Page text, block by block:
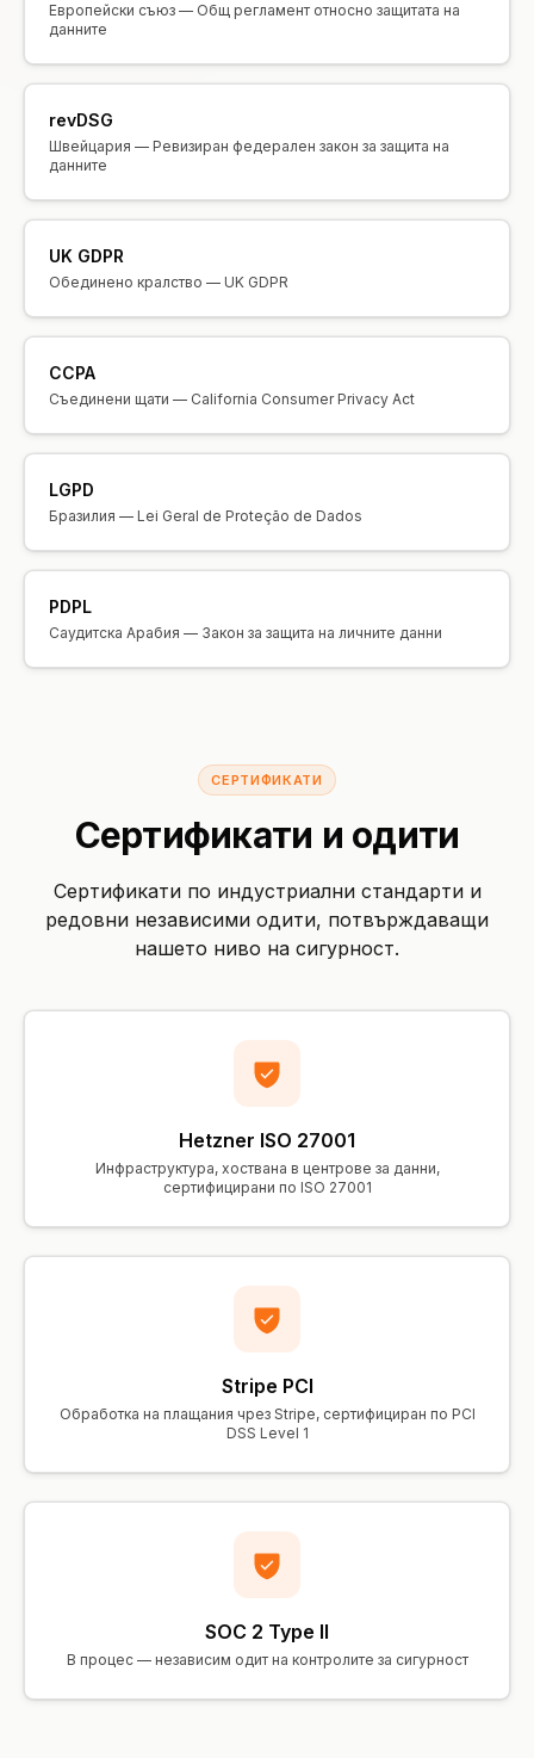
Европейски съюз — Общ регламент относно защитата на
данните
revDSG
Швейцария — Ревизиран федерален закон за защита на
данните
UK GDPR
Обединено кралство — UK GDPR
CCPA
Съединени щати — California Consumer Privacy Act
LGPD
Бразилия — Lei Geral de Proteção de Dados
PDPL
Саудитска Арабия — Закон за защита на личните данни
СЕРТИФИКАТИ
Сертификати и одити
Сертификати по индустриални стандарти и
редовни независими одити, потвърждаващи
нашето ниво на сигурност.
Hetzner ISO 27001
Инфраструктура, хоствана в центрове за данни,
сертифицирани по ISO 27001
Stripe PCI
Обработка на плащания чрез Stripe, сертифициран по PCI
DSS Level 1
SOC 2 Type II
В процес — независим одит на контролите за сигурност